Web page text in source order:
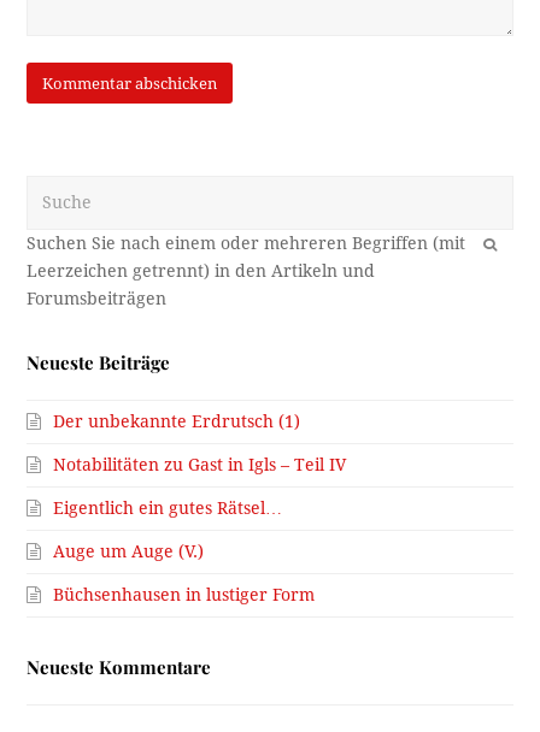
OK
Neueste Beiträge
Der unbekannte Erdrutsch (1)
Notabilitäten zu Gast in Igls – Teil IV
Eigentlich ein gutes Rätsel…
Auge um Auge (V.)
Büchsenhausen in lustiger Form
Neueste Kommentare